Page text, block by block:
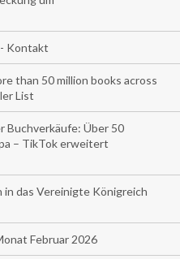
Kontakt
than 50 million books across
List
Buchverkäufe: Über 50
– TikTok erweitert
das Vereinigte Königreich
Februar 2026